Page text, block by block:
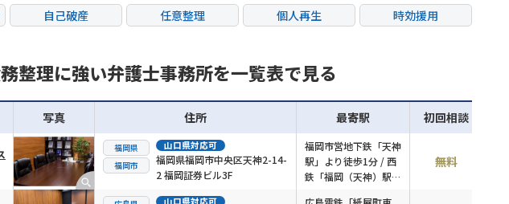
自己破産 任意整理 個人再生
時効援用
奨学金
整理に強い弁護士事務所を一覧表で見る
写真 住所 最寄駅 初回相談
福岡県
福岡市
山口県対応可
福岡県福岡市中央区天神2-14-
2 福岡証券ビル3F
福岡市営地下鉄「天神
駅」より徒歩1分 / 西
鉄「福岡（天神）駅」
無料
山口県対応可